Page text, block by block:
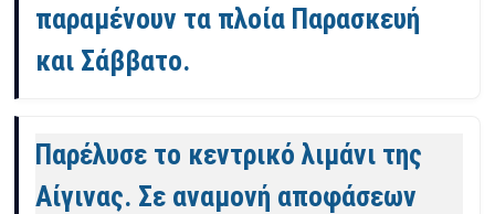
παραμένουν τα πλοία Παρασκευή
και Σάββατο.
Παρέλυσε το κεντρικό λιμάνι της
Αίγινας. Σε αναμονή αποφάσεων